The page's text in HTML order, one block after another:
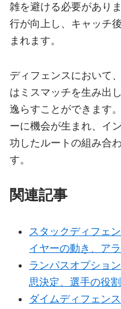
雑を避ける必要があり
行が向上し、キャッチ
まれます。
ディフェンスにおいて
はミスマッチを生み出
逸らすことができます
ーに機会が生まれ、イ
功したルートの組み合
す。
関連記事
スタックディフェ
イヤーの動き、ア
ランパスオプショ
思決定、選手の役割
ダイムディフェン